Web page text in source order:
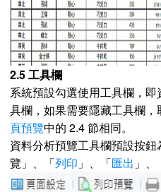
2.5 工具欄
系統預設勾選使用工具欄，
具欄，如果需要隱藏工具欄
頁預覽中的 2.4 節相同。
資料分析預覽工具欄預設按
覽」、「列印 」、「匯出 」